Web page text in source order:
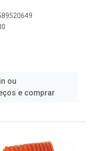
ou
e comprar